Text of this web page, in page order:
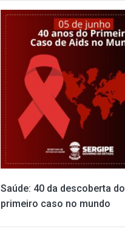
Saúde: 40 da descoberta do
primeiro caso no mundo